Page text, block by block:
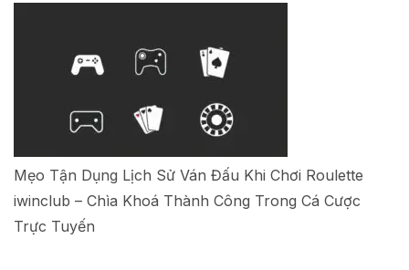
Mẹo Tận Dụng Lịch Sử Ván Đấu Khi Chơi Roulette
iwinclub – Chìa Khoá Thành Công Trong Cá Cược
Trực Tuyến